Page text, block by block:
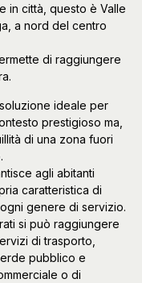
in città, questo è Valle
a nord del centro
di raggiungere
ideale per
prestigioso ma,
di una zona fuori
agli abitanti
caratteristica di
genere di servizio.
si può raggiungere
di trasporto,
pubblico e
o di